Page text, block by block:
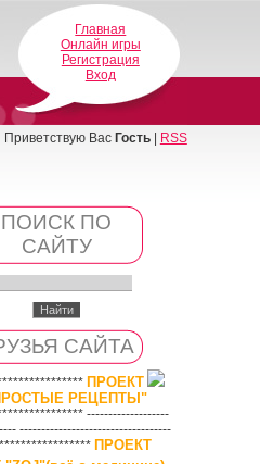
Главная
Онлайн игры
Регистрация
Вход
Приветствую Вас Гость| RSS
ПОИСК ПО
САЙТУ
САЙТА
ПРОЕКТ
РЕЦЕПТЫ"
-------------------
-----------------------------------
ПРОЕКТ